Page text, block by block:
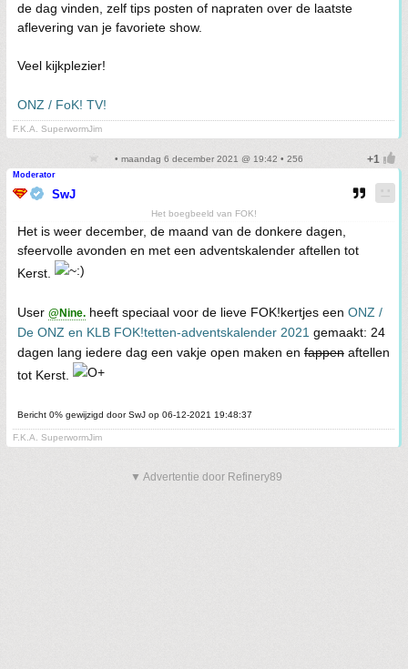
de dag vinden, zelf tips posten of napraten over de laatste
aflevering van je favoriete show.
Veel kijkplezier!
ONZ / FoK! TV!
F.K.A. SuperwormJim
• maandag 6 december 2021 @ 19:42 • 256
Moderator
SwJ
Het boegbeeld van FOK!
Het is weer december, de maand van de donkere dagen,
sfeervolle avonden en met een adventskalender aftellen tot
Kerst.
User @Nine. heeft speciaal voor de lieve FOK!kertjes een ONZ /
De ONZ en KLB FOK!tetten-adventskalender 2021 gemaakt: 24
dagen lang iedere dag een vakje open maken en fappen aftellen
tot Kerst.
Bericht 0% gewijzigd door SwJ op 06-12-2021 19:48:37
F.K.A. SuperwormJim
▼ Advertentie door Refinery89